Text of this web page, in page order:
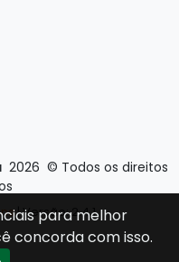
2026 © Todos os direitos
| Versão: 2.4.1
para melhor
concorda com isso.